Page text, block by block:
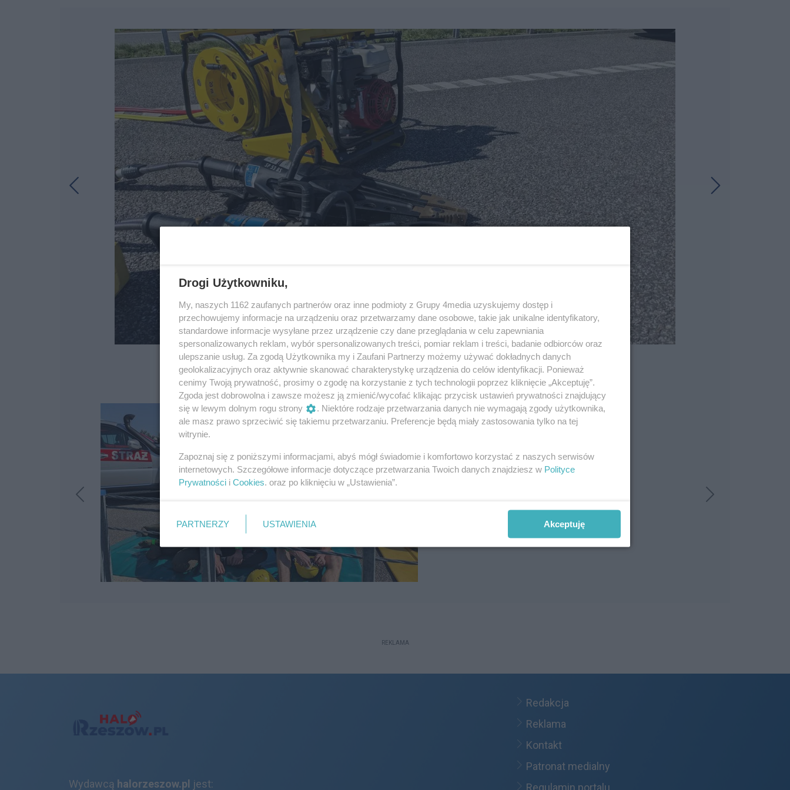
25 / 170
REKLAMA
Wydawcą halorzeszow.pl jest:
Redakcja
Reklama
Kontakt
Patronat medialny
Regulamin portalu
Drogi Użytkowniku,
My, naszych 1162 zaufanych partnerów oraz inne podmioty z Grupy 4media uzyskujemy dostęp i
przechowujemy informacje na urządzeniu oraz przetwarzamy dane osobowe, takie jak unikalne identyfikatory,
standardowe informacje wysyłane przez urządzenie czy dane przeglądania w celu zapewniania
spersonalizowanych reklam, wybór spersonalizowanych treści, pomiar reklam i treści, badanie odbiorców oraz
ulepszanie usług. Za zgodą Użytkownika my i Zaufani Partnerzy możemy używać dokładnych danych
geolokalizacyjnych oraz aktywnie skanować charakterystykę urządzenia do celów identyfikacji. Ponieważ
cenimy Twoją prywatność, prosimy o zgodę na korzystanie z tych technologii poprzez kliknięcie „Akceptuję”.
Zgoda jest dobrowolna i zawsze możesz ją zmienić/wycofać klikając przycisk ustawień prywatności znajdujący
się w lewym dolnym rogu strony
. Niektóre rodzaje przetwarzania danych nie wymagają zgody użytkownika,
ale masz prawo sprzeciwić się takiemu przetwarzaniu. Preferencje będą miały zastosowania tylko na tej
witrynie.
Zapoznaj się z poniższymi informacjami, abyś mógł świadomie i komfortowo korzystać z naszych serwisów
internetowych. Szczegółowe informacje dotyczące przetwarzania Twoich danych znajdziesz w Polityce
Prywatności i Cookies. oraz po kliknięciu w „Ustawienia”.
PARTNERZY USTAWIENIA Akceptuję